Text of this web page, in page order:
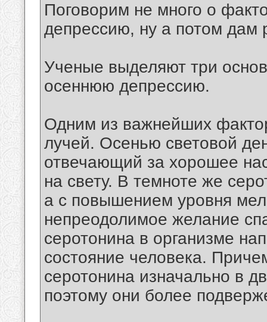
Поговорим не много о
депрессию, ну а потом дам
Ученые выделяют три
осеннюю депрессию.
Одним из важнейших
лучей. Осенью световой
отвечающий за хорошее
на свету. В темноте же
а с повышением уровня
непреодолимое желание
серотонина в организме
состояние человека.
серотонина изначально в
поэтому они более